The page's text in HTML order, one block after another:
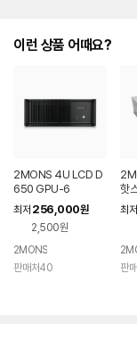
이런 상품 어때요?
2MONS 4U LCD D
650 GPU-6
최저 256,000원
2,500원
2MONS
판매처40
핫
최저
판